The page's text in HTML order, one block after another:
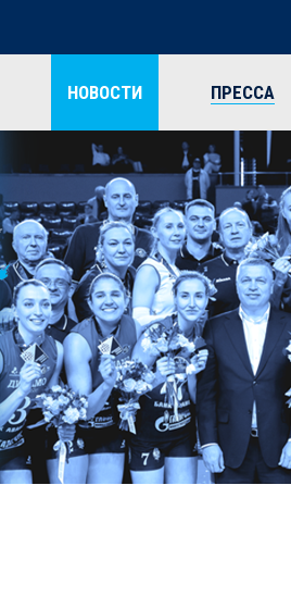
НОВОСТИ ПРЕССА